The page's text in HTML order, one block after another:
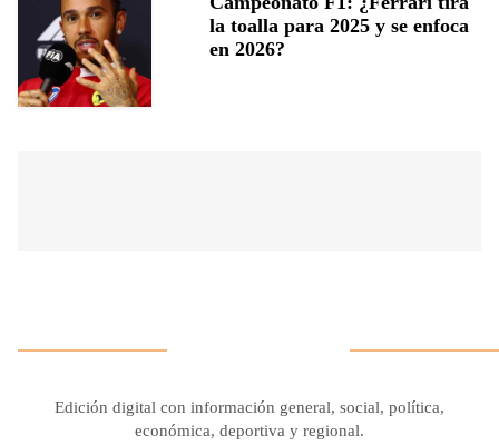
la toalla para 2025 y se enfoca
en 2026?
Edición digital con información general, social, política,
económica, deportiva y regional.